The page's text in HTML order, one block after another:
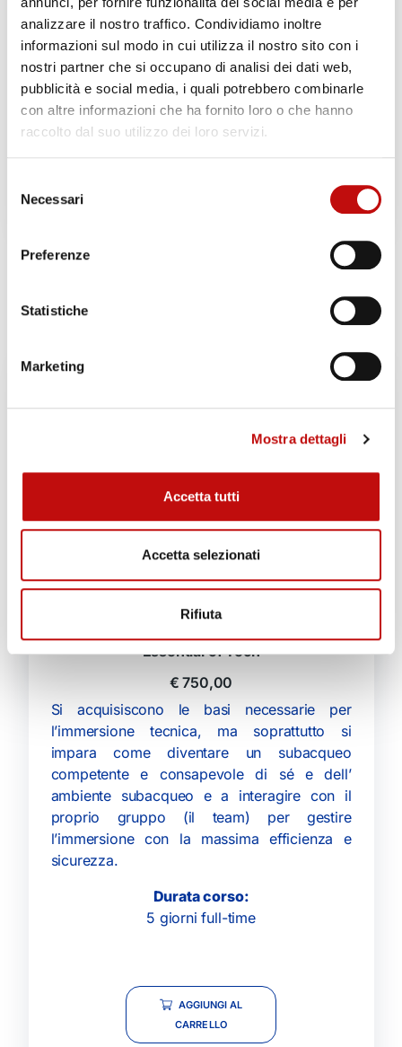
analizzare il nostro traffico. Condividiamo inoltre
informazioni sul modo in cui utilizza il nostro sito con i
nostri partner che si occupano di analisi dei dati web,
pubblicità e social media, i quali potrebbero combinarle
con altre informazioni che ha fornito loro o che hanno
raccolto dal suo utilizzo dei loro servizi.
delNecessari
Preferenze
Statistiche
Marketing
Mostra dettagli
Accetta tutti
Accetta selezionati
Rifiuta
POLITICA DI CANCELLAZIONE
Il materiale didattico non ha scadenza. Per lo
svolgimento del corso non c’è limite di
tempo: può essere svolto in qualsiasi periodo
del corso non è rimborsabile.
Essential of Tech
€ 750,00
Si acquisiscono le basi necessarie per
l’immersione tecnica, ma soprattutto si
impara come diventare un subacqueo
competente e consapevole di sé e dell’
ambiente subacqueo e a interagire con il
proprio gruppo (il team) per gestire
l’immersione con la massima efficienza e
sicurezza.
Durata corso:
5 giorni full-time
AGGIUNGI AL
CARRELLO